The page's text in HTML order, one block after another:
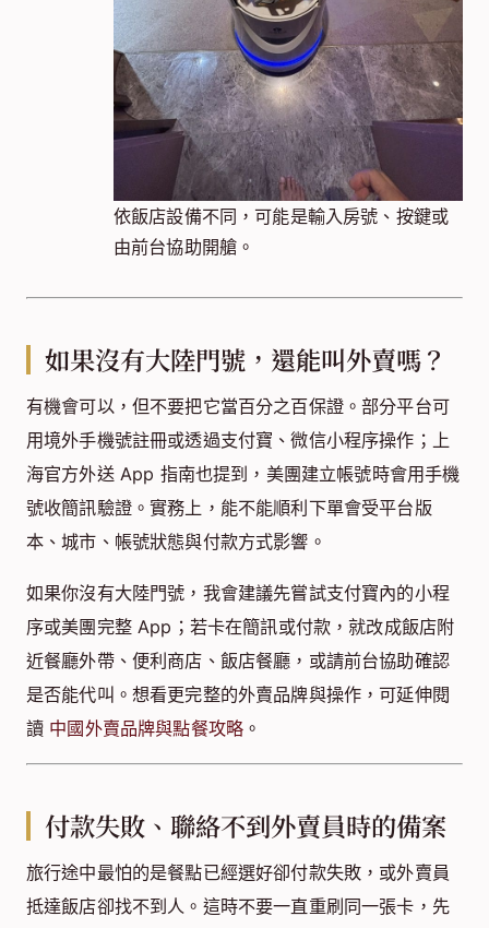
依飯店設備不同，可能是輸入房號、按鍵或
由前台協助開艙。
如果沒有大陸門號，還能叫外賣嗎？
有機會可以，但不要把它當百分之百保證。部分平台可
用境外手機號註冊或透過支付寶、微信小程序操作；上
海官方外送 App 指南也提到，美團建立帳號時會用手機
號收簡訊驗證。實務上，能不能順利下單會受平台版
本、城市、帳號狀態與付款方式影響。
如果你沒有大陸門號，我會建議先嘗試支付寶內的小程
序或美團完整 App；若卡在簡訊或付款，就改成飯店附
近餐廳外帶、便利商店、飯店餐廳，或請前台協助確認
是否能代叫。想看更完整的外賣品牌與操作，可延伸閱
讀 中國外賣品牌與點餐攻略 。
付款失敗、聯絡不到外賣員時的備案
旅行途中最怕的是餐點已經選好卻付款失敗，或外賣員
抵達飯店卻找不到人。這時不要一直重刷同一張卡，先